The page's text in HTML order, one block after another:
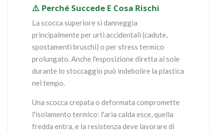
⚠️ Perché Succede E Cosa Rischi
La scocca superiore si danneggia
principalmente per urti accidentali (cadute,
spostamenti bruschi) o per stress termico
prolungato. Anche l'esposizione diretta al sole
durante lo stoccaggio può indebolire la plastica
nel tempo.
Una scocca crepata o deformata compromette
l'isolamento termico: l'aria calda esce, quella
fredda entra, e la resistenza deve lavorare di